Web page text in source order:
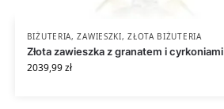
BIŻUTERIA,ZAWIESZKI,ZŁOTA BIŻUTERIA
Złota zawieszka z granatem i cyrkoniami
2039,99zł